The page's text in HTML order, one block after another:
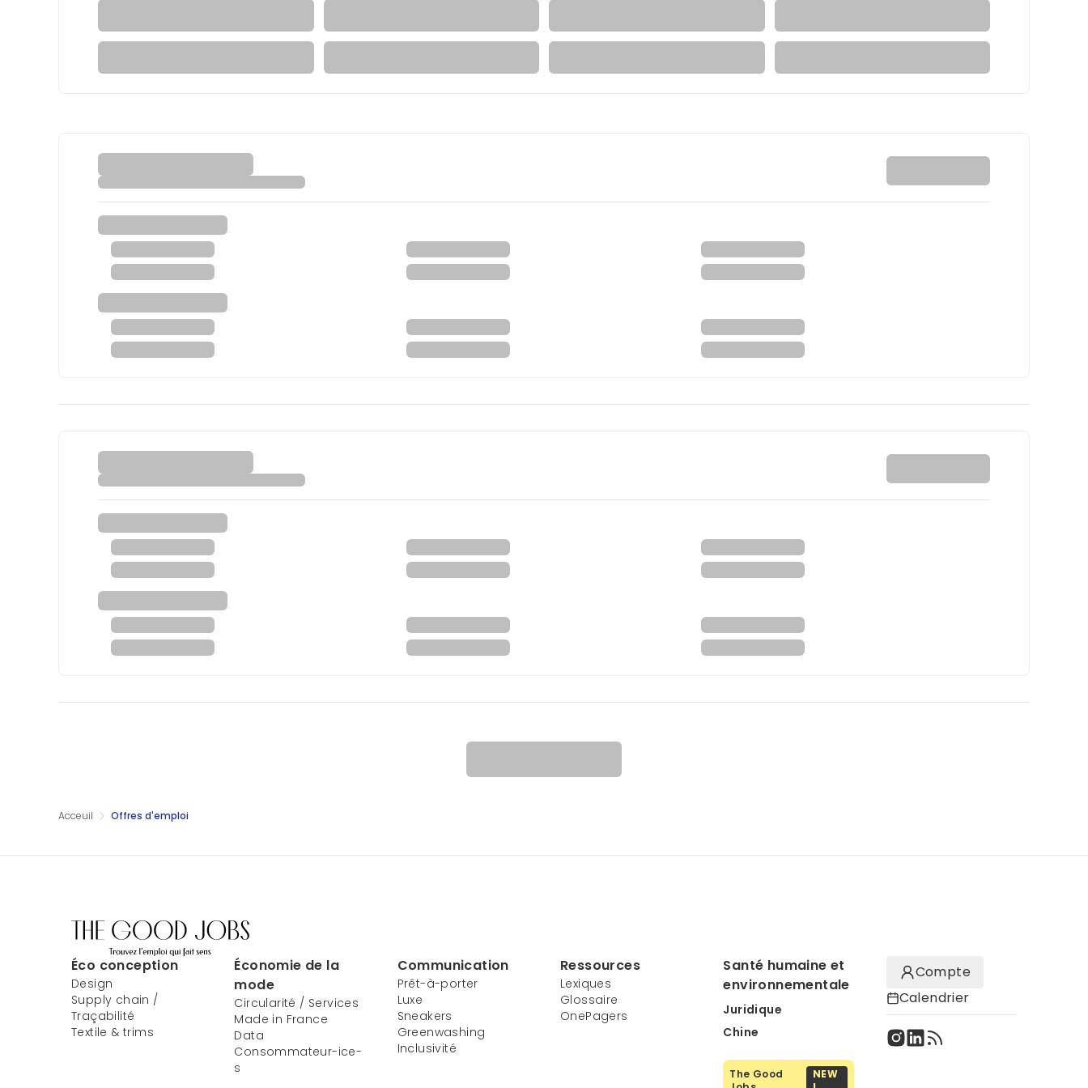
Acceuil Offres d'emploi
Éco conception
Design
Supply chain /
Traçabilité
Textile & trims
Économie de la
mode
Circularité / Services
Made in France
Data
Consommateur-ice-
s
Communication
Prêt-à-porter
Luxe
Sneakers
Greenwashing
Inclusivité
Ressources
Lexiques
Glossaire
OnePagers
Santé humaine et
environnementale
Juridique
Chine
The Good
NEW
Compte
Calendrier